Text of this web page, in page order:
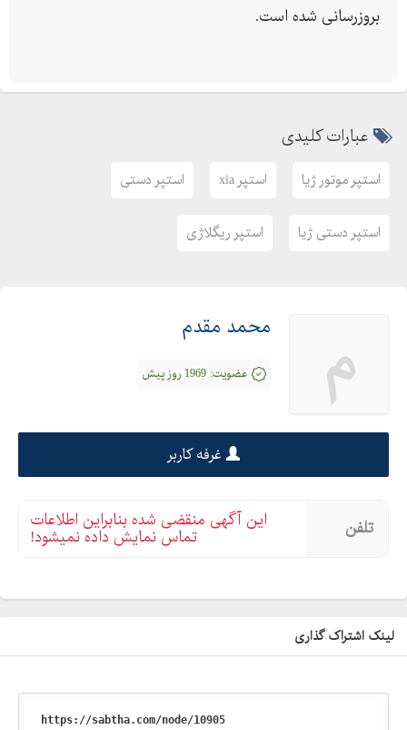
جهت فیلم آموزشی و خرید به شماره ذیل آگهی در واتساپ پیام دهید
ارزانترین لوازم یدکی خودرو
استپر پراید کجاست
استپر دستی
استپر ریگلاژی
استپر ژیا نظرات
استپر مکانیکی پارس
استپر موتور ریگلاژی
ایزی استپر ژیا برای پراید
بهترین استپر برای پژو
پخش لوازم یدکی خودرو
بروزرسانی شده است.
عبارات کلیدی
استپر موتور ژیا استپر xia استپر دستی
استپر دستی ژیا استپر ریگلاژی
م محمد مقدم
عضویت: 1969 روز پیش
غرفه کاربر
تلفن این آگهی منقضی شده بنابراین اطلاعات
تماس نمایش داده نمیشود!
لینک اشتراک گذاری